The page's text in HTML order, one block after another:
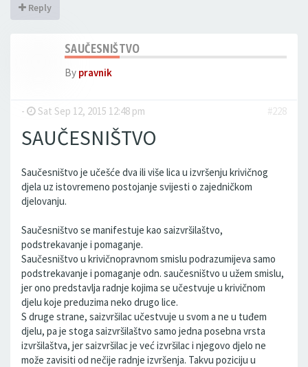
Reply
SAUČESNIŠTVO
By pravnik
- Sat Sep 12, 2015 12:48 pm #228
SAUČESNIŠTVO
Saučesništvo je učešće dva ili više lica u izvršenju krivičnog
djela uz istovremeno postojanje svijesti o zajedničkom
djelovanju.
Saučesništvo se manifestuje kao saizvršilaštvo,
podstrekavanje i pomaganje.
Saučesništvo u krivičnopravnom smislu podrazumijeva samo
podstrekavanje i pomaganje odn. saučesništvo u užem smislu,
jer ono predstavlja radnje kojima se učestvuje u krivičnom
djelu koje preduzima neko drugo lice.
S druge strane, saizvršilac učestvuje u svom a ne u tuđem
djelu, pa je stoga saizvršilaštvo samo jedna posebna vrsta
izvršilaštva, jer saizvršilac je već izvršilac i njegovo djelo ne
može zavisiti od nečije radnje izvršenja. Takvu poziciju u